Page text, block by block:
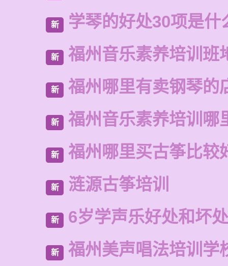
新 学琴的好处30项是什
新 福州音乐素养培训班
新 福州哪里有卖钢琴的
新 福州音乐素养培训哪
新 福州哪里买古筝比较
新 涟源古筝培训
新 6岁学声乐好处和坏处
新 福州美声唱法培训学